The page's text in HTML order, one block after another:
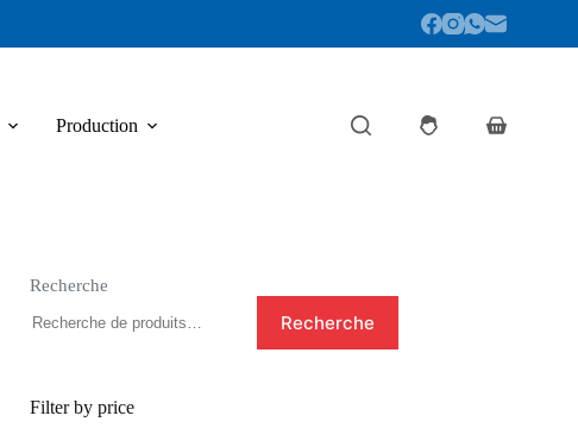
Production
Panier
Recherche
Recherche
Filter by price